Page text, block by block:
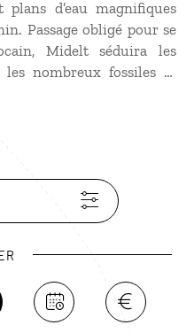
plans d’eau magnifiques
Passage obligé pour se
Midelt séduira les
nombreux fossiles et
calcédoine,